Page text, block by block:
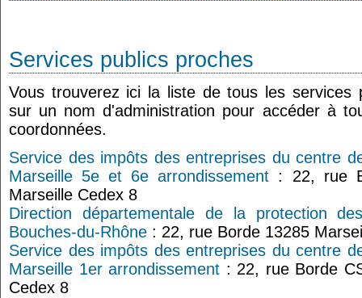
Services publics proches
Vous trouverez ici la liste de tous les services
sur un nom d'administration pour accéder à
coordonnées.
Service des impôts des entreprises du centre
Marseille 5e et 6e arrondissement : 22, rue
Marseille Cedex 8
Direction départementale de la protection
Bouches-du-Rhône : 22, rue Borde 13285
Service des impôts des entreprises du centre
Marseille 1er arrondissement : 22, rue Borde
Cedex 8